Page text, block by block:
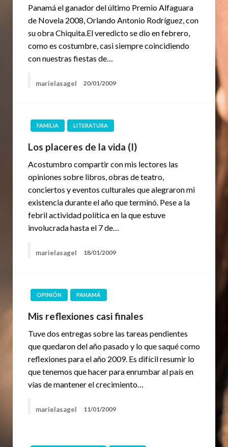
Panamá el ganador del último Premio Alfaguara
de Novela 2008, Orlando Antonio Rodríguez, con
su obra Chiquita.El veredicto se dio en febrero,
como es costumbre, casi siempre coincidiendo
con nuestras fiestas de…
marielasagel 20/01/2009
FAMILIA LITERATURA
Los placeres de la vida (I)
Acostumbro compartir con mis lectores las
opiniones sobre libros, obras de teatro,
conciertos y eventos culturales que alegraron mi
existencia durante el año que terminó. Pese a la
febril actividad política en la que estuve
involucrada hasta el 7 de…
marielasagel 18/01/2009
OPINIÓN PANAMÁ
Mis reflexiones casi finales
Tuve dos entregas sobre las tareas pendientes
que quedaron del año pasado y lo que saqué como
reflexiones para el año 2009. Es difícil resumir lo
que tenemos que hacer para enrumbar al país en
vías de mantener el crecimiento…
marielasagel 11/01/2009